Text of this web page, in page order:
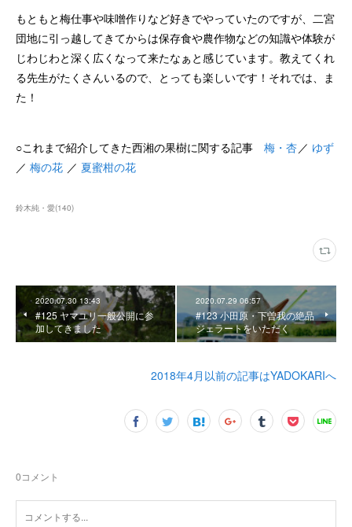
もともと梅仕事や味噌作りなど好きでやっていたのですが、二宮
団地に引っ越してきてからは保存食や農作物などの知識や体験が
じわじわと深く広くなって来たなぁと感じています。教えてくれ
る先生がたくさんいるので、とっても楽しいです！それでは、ま
た！
○これまで紹介してきた西湘の果樹に関する記事 梅・杏／ ゆず
／ 梅の花 ／ 夏蜜柑の花
鈴木純・愛(140)
2020.07.30 13:43
#125 ヤマユリ一般公開に参
加してきました
2020.07.29 06:57
#123 小田原・下曽我の絶品
ジェラートをいただく
2018年4月以前の記事はYADOKARIへ
0コメント